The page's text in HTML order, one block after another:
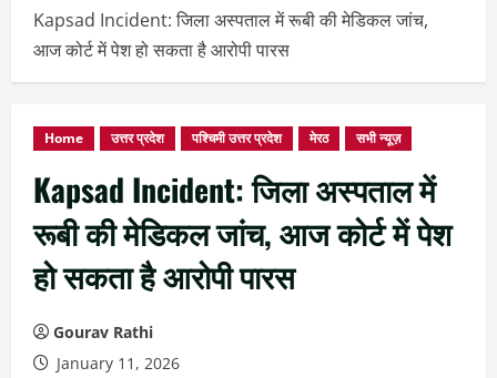
Kapsad Incident: जिला अस्पताल में रूबी की मेडिकल जांच,
आज कोर्ट में पेश हो सकता है आरोपी पारस
Home उत्तर प्रदेश पश्चिमी उत्तर प्रदेश मेरठ सभी न्यूज़
Kapsad Incident: जिला अस्पताल में
रूबी की मेडिकल जांच, आज कोर्ट में पेश
हो सकता है आरोपी पारस
Gourav Rathi
January 11, 2026